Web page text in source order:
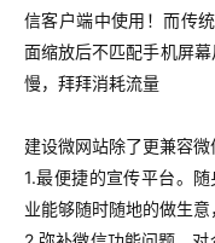
信客户端中使用！而传
面缩放后不匹配手机屏幕
慢，拜拜消耗流量
建设微网站除了更兼容微
1.最便捷的宣传平台。
业能够随时随地的做生意